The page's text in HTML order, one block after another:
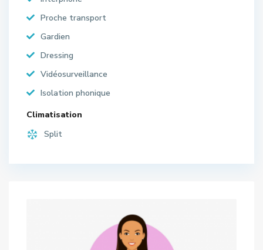
Proche transport
Gardien
Dressing
Vidéosurveillance
Isolation phonique
Climatisation
Split